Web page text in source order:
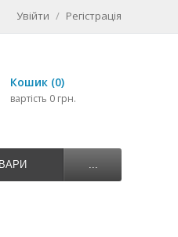
Увійти / Регістрація
Кошик (0)
вартість 0 грн.
...